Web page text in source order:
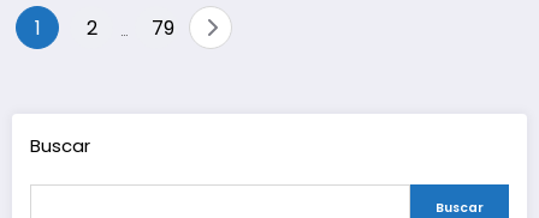
Paginación
1 2 79
Buscar
Buscar